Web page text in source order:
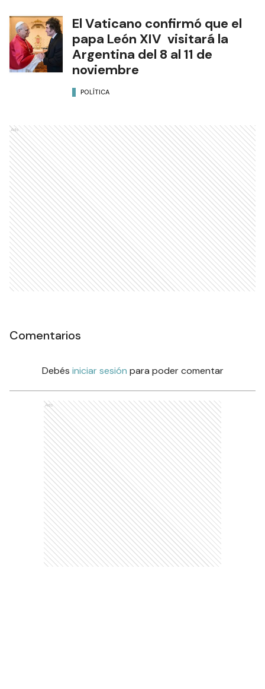
El Vaticano confirmó que el
papa León XIV visitará la
Argentina del 8 al 11 de
noviembre
POLÍTICA
Ads
Comentarios
Debés iniciar sesión para poder comentar
Ads